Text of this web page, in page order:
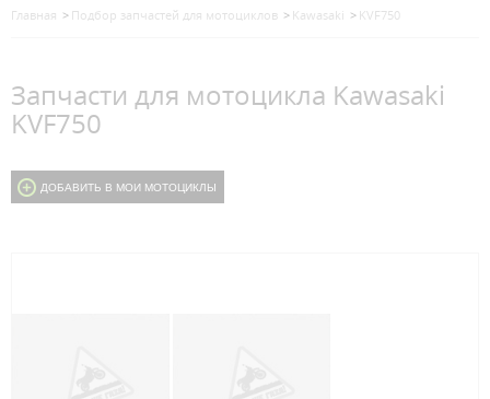
Главная Подбор запчастей для мотоциклов Kawasaki KVF750
Запчасти для мотоцикла Kawasaki
KVF750
ДОБАВИТЬ В МОИ МОТОЦИКЛЫ